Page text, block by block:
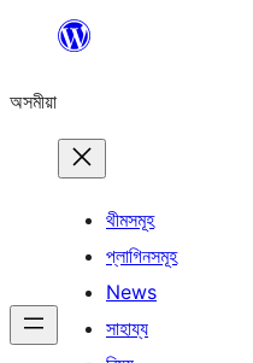
বিষয়বস্তুলৈ
অসমীয়া
থীমসমূহ
প্লাগিনসমূহ
News
সাহায্য